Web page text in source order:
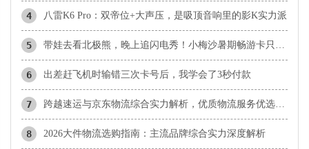
4 八雷K6 Pro：双帝位+大声压，是吸顶音响里的影K实力派
5
6 ​出差赶飞机时输错三次卡号后，我学会了3秒付款
7
8 ​2026大件物流选购指南：主流品牌综合实力深度解析